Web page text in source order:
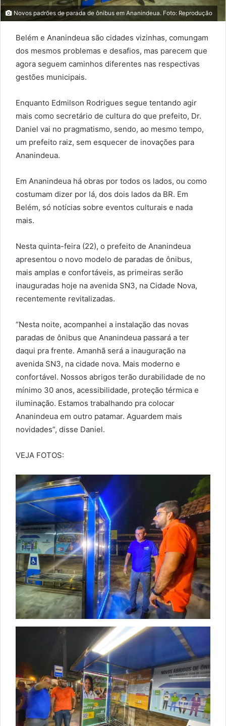
Novos padrões de parada de ônibus em Ananindeua. Foto: Reprodução
Belém e Ananindeua são cidades vizinhas, comungam
dos mesmos problemas e desafios, mas parecem que
agora seguem caminhos diferentes nas respectivas
gestões municipais.
Enquanto Edmilson Rodrigues segue tentando agir
mais como secretário de cultura do que prefeito, Dr.
Daniel vai no pragmatismo, sendo, ao mesmo tempo,
um prefeito raiz, sem esquecer de inovações para
Ananindeua.
Em Ananindeua há obras por todos os lados, ou como
costumam dizer por lá, dos dois lados da BR. Em
Belém, só notícias sobre eventos culturais e nada
mais.
Nesta quinta-feira (22), o prefeito de Ananindeua
apresentou o novo modelo de paradas de ônibus,
mais amplas e confortáveis, as primeiras serão
inauguradas hoje na avenida SN3, na Cidade Nova,
recentemente revitalizadas.
“Nesta noite, acompanhei a instalação das novas
paradas de ônibus que Ananindeua passará a ter
daqui pra frente. Amanhã será a inauguração na
avenida SN3, na cidade nova. Mais moderno e
confortável. Nossos abrigos terão durabilidade de no
mínimo 30 anos, acessibilidade, proteção térmica e
iluminação. Estamos trabalhando pra colocar
Ananindeua em outro patamar. Aguardem mais
novidades”, disse Daniel.
VEJA FOTOS: